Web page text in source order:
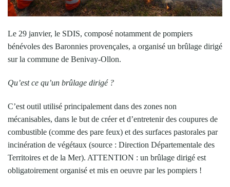
Le 29 janvier, le SDIS, composé notamment de pompiers
bénévoles des Baronnies provençales, a organisé un brûlage dirigé
sur la commune de Benivay-Ollon.
Qu’est ce qu’un brûlage dirigé ?
C’est outil utilisé principalement dans des zones non
mécanisables, dans le but de créer et d’entretenir des coupures de
combustible (comme des pare feux) et des surfaces pastorales par
incinération de végétaux (source : Direction Départementale des
Territoires et de la Mer). ATTENTION : un brûlage dirigé est
obligatoirement organisé et mis en oeuvre par les pompiers !